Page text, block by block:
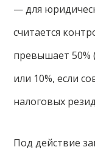
— для
считается
превышает 50%
или 10%, если
налоговых
Под действие